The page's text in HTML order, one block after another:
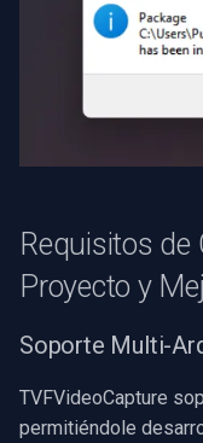
Requisitos de
Proyecto y
Soporte Multi-
TVFVideoCapture
permitiéndole